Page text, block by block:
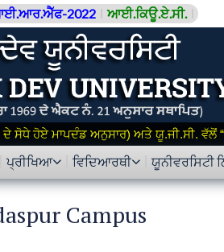
2022 ਆਈ.ਕਿਊ.ਏ.ਸੀ.
ਦੇ ਸੋਧੇ ਹੋਏ ਮਾਪਦੰਡ ਅਨੁਸਾਰ) ਅਤੇ ਯੂ.ਜੀ.ਸੀ. ਵੱਲੋਂ
ਪ੍ਰੀਖਿਆ ਵਿਦਿਆਰਥੀ ਯੂਨੀਵਰਸਿਟੀ
Campus